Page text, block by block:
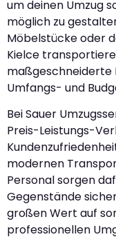
um deinen Umzug
möglich zu
Möbelstücke oder
Kielce
maßgeschneiderte
Umfangs- und
Bei Sauer
Preis-Leistungs-
modernen
Personal sorgen
Gegenstände
großen Wert auf
professionellen